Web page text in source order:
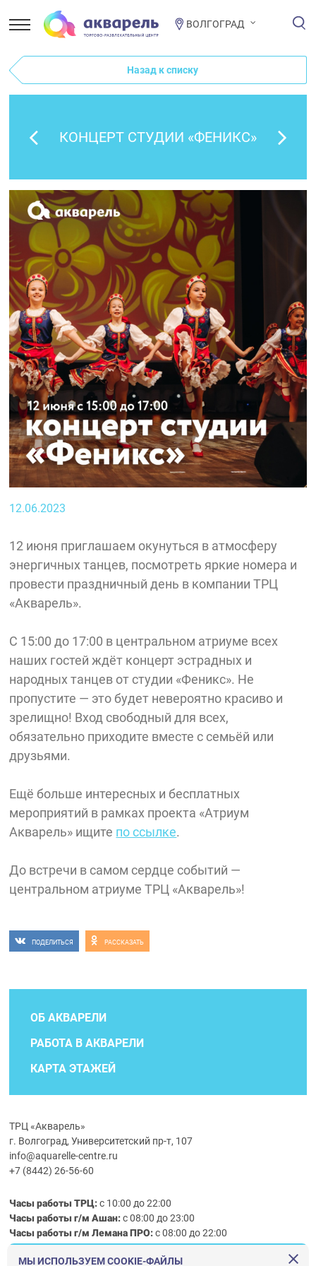
ВОЛГОГРАД
Назад к списку
КОНЦЕРТ СТУДИИ «ФЕНИКС»
12.06.2023
12 июня приглашаем окунуться в атмосферу
энергичных танцев, посмотреть яркие номера и
провести праздничный день в компании ТРЦ
«Акварель».
С 15:00 до 17:00 в центральном атриуме всех
наших гостей ждёт концерт эстрадных и
народных танцев от студии «Феникс». Не
пропустите — это будет невероятно красиво и
зрелищно! Вход свободный для всех,
обязательно приходите вместе с семьёй или
друзьями.
Ещё больше интересных и бесплатных
мероприятий в рамках проекта «Атриум
Акварель» ищите по ссылке.
До встречи в самом сердце событий —
центральном атриуме ТРЦ «Акварель»!
ПОДЕЛИТЬСЯ РАССКАЗАТЬ
ОБ АКВАРЕЛИ
РАБОТА В АКВАРЕЛИ
КАРТА ЭТАЖЕЙ
ТРЦ «Акварель»
г. Волгоград, Университетский пр-т, 107
info@aquarelle-centre.ru
+7 (8442) 26-56-60
Часы работы ТРЦ:с 10:00 до 22:00
Часы работы г/м Ашан:с 08:00 до 23:00
Часы работыг/мЛемана ПРО:с 08:00 до 22:00
МЫ ИСПОЛЬЗУЕМ COOKIE-ФАЙЛЫ